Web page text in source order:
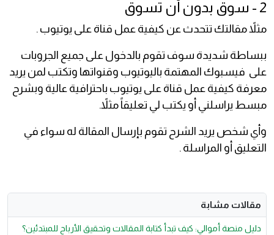
2 - سوق بدون أن تسوق
مثلاً مقالتك تتحدث عن كيفية عمل قناة على يوتيوب .
ببساطة شديدة سوف تقوم بالدخول على جميع الجروبات
على فيسبوك المهتمة باليوتيوب وقنواتها وتكتب لمن يريد
معرفة كيفية عمل قناة على يوتيوب باحترافية عالية وبشرح
مبسط يراسلني أو يكتب لي تعليقاً مثلاً.
وأي شخص يريد الشرح تقوم بإرسال المقالة له سواء في
التعليق أو المراسلة .
مقالات مشابة
دليل منصة أموالي: كيف تبدأ كتابة المقالات وتحقيق الأرباح للمبتدئين؟